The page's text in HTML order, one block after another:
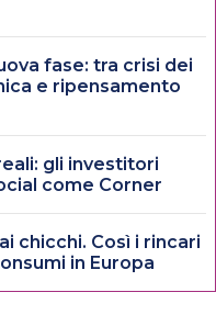
fase: tra crisi dei
e ripensamento
gli investitori
come Corner
chicchi. Così i rincari
in Europa